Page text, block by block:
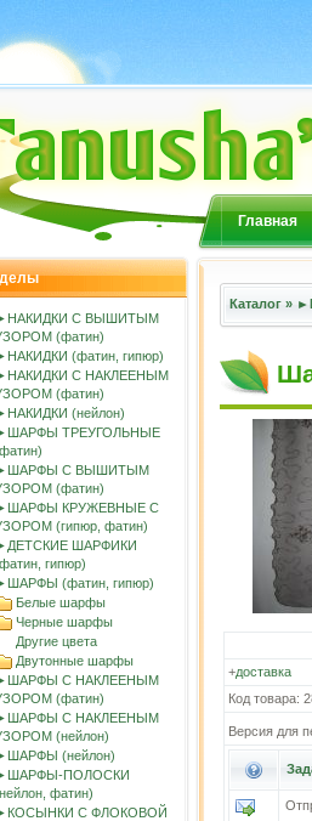
Главная
С ВЫШИТЫМ
(фатин)
(фатин, гипюр)
С НАКЛЕЕНЫМ
(фатин)
(нейлон)
ТРЕУГОЛЬНЫЕ
С ВЫШИТЫМ
(фатин)
КРУЖЕВНЫЕ С
(гипюр, фатин)
ШАРФИКИ
гипюр)
(фатин, гипюр)
Белые шарфы
Черные шарфы
Другие цвета
Двутонные шарфы
С НАКЛЕЕНЫМ
(фатин)
С НАКЛЕЕНЫМ
(нейлон)
(нейлон)
ПОЛОСКИ
фатин)
С ФЛОКОВОЙ
Каталог »
+доставка
Код товара:
Версия для